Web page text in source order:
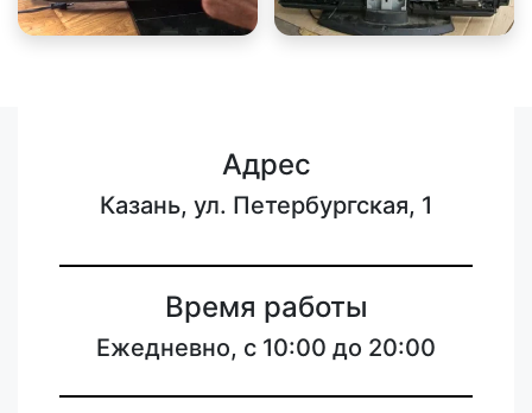
Адрес
Казань, ул. Петербургская, 1
Время работы
Ежедневно, с 10:00 до 20:00